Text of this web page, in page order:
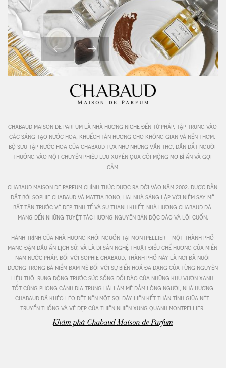
chabaud maison de parfum là nhà hương niche đến từ pháp, tập trung vào
các sáng tạo nước hoa, khuếch tán hương cho không gian và nến thơm.
bộ sưu tập nước hoa của chabaud tựa như những vần thơ, dẫn dắt người
thưởng vào một chuyến phiêu lưu xuyên qua cõi mộng mơ bí ẩn và gợi
cảm.
chabaud maison de parfum chính thức được ra đời vào năm 2002. được dẫn
dắt bởi sophie chabaud và mattia bono, hai nhà sáng lập với niềm say mê
bất tận trước vẻ đẹp tinh tế và sự thanh khiết, nhà hương chabaud đã
mang đến những tuyệt tác hương nguyên bản độc đáo và lôi cuốn.
hành trình của nhà hương khởi nguồn tại montpellier - một thành phố
mang đậm dấu ấn lịch sử, và là di sản nghệ thuật điều chế hương của miền
nam nước pháp. đối với sophie chabaud, thành phố này là nơi đã nuôi
dưỡng trong bà niềm đam mê đối với sự biến hoá đa dạng của từng nguyên
liệu thô. rung động trước sức sống dồi dào của những khu vườn xanh
tốt cùng phong cảnh địa trung hải làm mê đắm lòng người, nhà hương
chabaud đã khéo léo dệt nên một sợi dây liên kết thân tình giữa nét
truyền thống và vẻ đẹp của thiên nhiên xung quanh montpellier.
Khám phá Chabaud Maison de Parfum